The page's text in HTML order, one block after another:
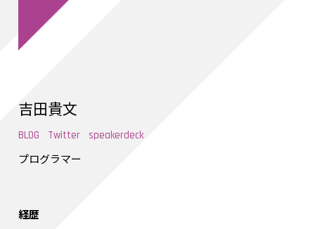
吉田貴文
BLOG Twitter
speakerdeck
プログラマー
経歴